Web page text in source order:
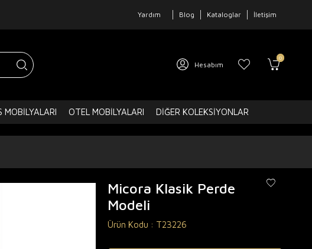
Yardım Blog Kataloglar İletişim
Hesabım
0
MOBILYALARI OTEL MOBILYALARI DIĞER KOLEKSIYONLAR
Micora Klasik Perde
Modeli
Ürün Kodu : T23226